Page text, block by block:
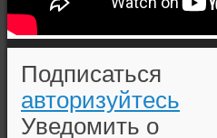
Подписаться
авторизуйтесь
Уведомить о